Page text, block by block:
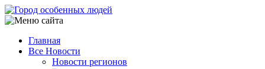
Перейти
к
содержанию
Main
Главная
Все Новости
Новости регионов